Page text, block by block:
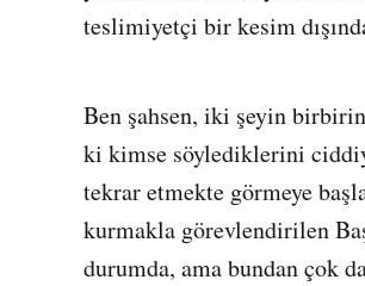
teslimiyetçi bir kesim
Ben şahsen, iki şeyin
ki kimse söylediklerini
tekrar etmekte görmeye
kurmakla görevlendirilen
durumda, ama bundan çok